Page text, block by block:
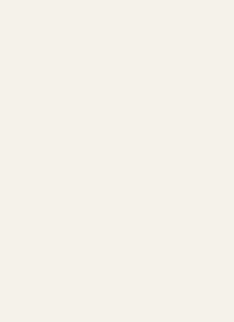
giardino!
attrezzatura di potatura
processo più semplice e
anche a mantenere il
Scegli la qualità, scegli il
Consigliati